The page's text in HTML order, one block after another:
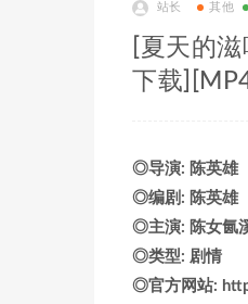
站长 其他
[夏天的
下载
◎导演: 陈英雄
◎编剧: 陈英雄
◎主演: 陈女氤
◎类型: 剧情
◎官方网站: